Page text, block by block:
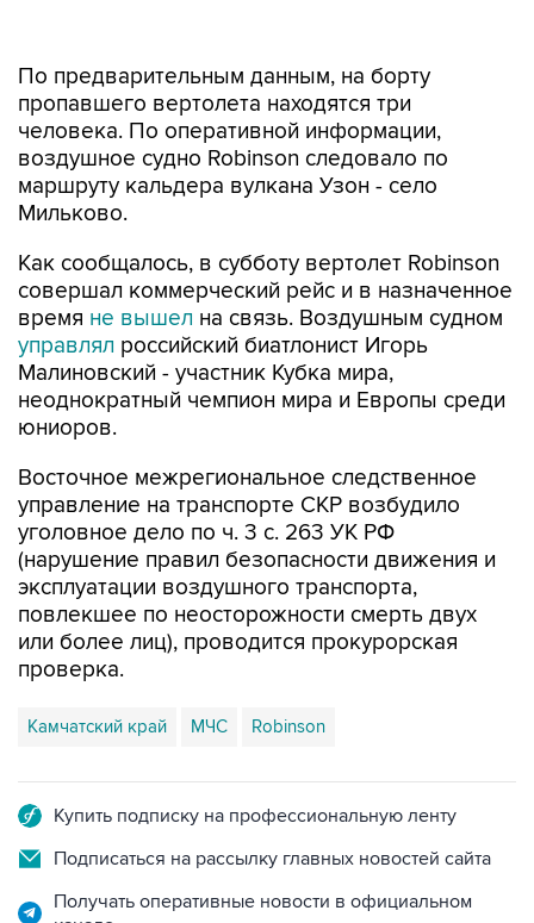
человека. По оперативной информации,
воздушное судно Robinson следовало по
маршруту кальдера вулкана Узон - село
Мильково.
Как сообщалось, в субботу вертолет Robinson
времяне вышел на связь. Воздушным судном
управлялроссийский биатлонист Игорь
Малиновский - участник Кубка мира,
неоднократный чемпион мира и Европы среди
юниоров.
Восточное межрегиональное следственное
уголовное дело по ч. 3 с. 263 УК РФ
(нарушение правил безопасности движения и
эксплуатации воздушного транспорта,
повлекшее по неосторожности смерть двух
или более лиц), проводится прокурорская
проверка.
Камчатский край
Подписаться на рассылку главных новостей сайта
Получать оперативные новости в официальном